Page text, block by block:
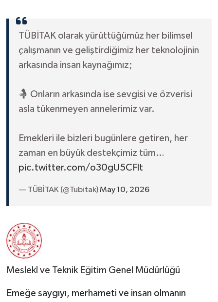
TÜBİTAK olarak yürüttüğümüz her bilimsel
çalışmanın ve geliştirdiğimiz her teknolojinin
arkasında insan kaynağımız;
🤱 Onların arkasında ise sevgisi ve özverisi
asla tükenmeyen annelerimiz var.
Emekleri ile bizleri bugünlere getiren, her
zaman en büyük destekçimiz tüm…
pic.twitter.com/o30gU5CFlt
— TÜBİTAK (@Tubitak)May 10, 2026
Meslekî ve Teknik Eğitim Genel Müdürlüğü
Emeğe saygıyı, merhameti ve insan olmanın